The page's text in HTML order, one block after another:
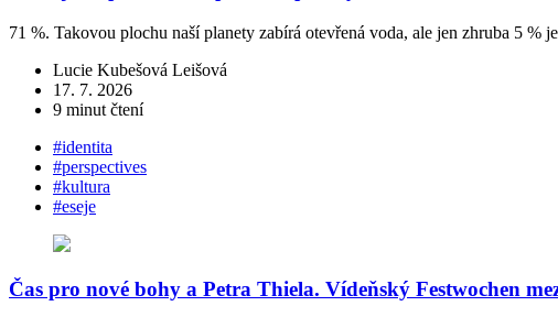
71 %. Takovou plochu naší planety zabírá otevřená voda, ale jen zhruba 5
Lucie Kubešová Leišová
17. 7. 2026
9 minut čtení
#identita
#perspectives
#kultura
#eseje
Čas pro nové bohy a Petra Thiela. Vídeňský Festwochen